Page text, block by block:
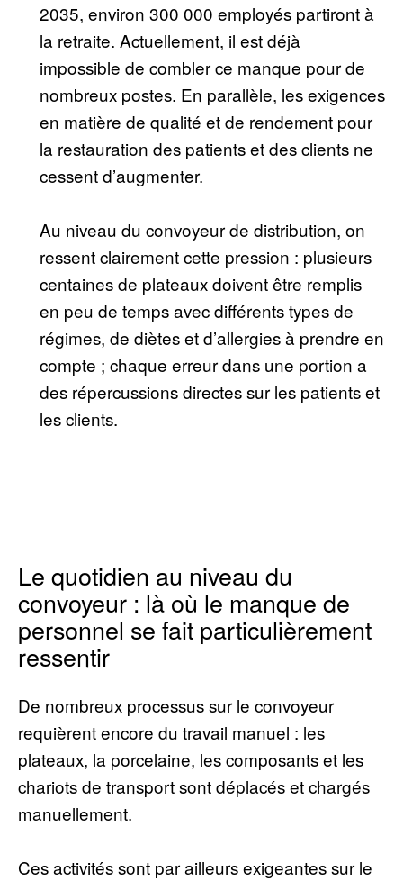
2035, environ 300 000 employés partiront à
la retraite. Actuellement, il est déjà
impossible de combler ce manque pour de
nombreux postes. En parallèle, les exigences
en matière de qualité et de rendement pour
la restauration des patients et des clients ne
cessent d’augmenter.
Au niveau du convoyeur de distribution, on
ressent clairement cette pression : plusieurs
centaines de plateaux doivent être remplis
en peu de temps avec différents types de
régimes, de diètes et d’allergies à prendre en
compte ; chaque erreur dans une portion a
des répercussions directes sur les patients et
les clients.
Le quotidien au niveau du
convoyeur : là où le manque de
personnel se fait particulièrement
ressentir
De nombreux processus sur le convoyeur
requièrent encore du travail manuel : les
plateaux, la porcelaine, les composants et les
chariots de transport sont déplacés et chargés
manuellement.
Ces activités sont par ailleurs exigeantes sur le